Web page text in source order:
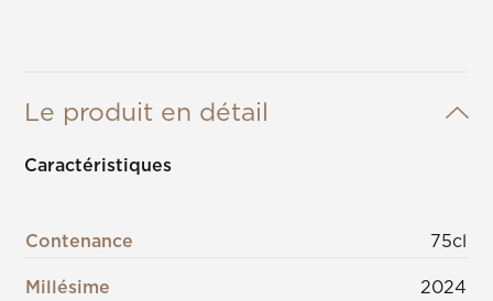
Le produit en détail
Caractéristiques
Contenance
75cl
Millésime
2024